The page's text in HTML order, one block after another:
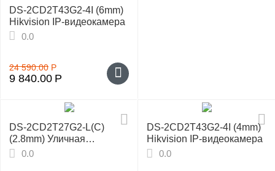
DS-2CD2T43G2-4I (6mm)
Hikvision IP-видеокамера
0.0
24 590.00 Р
9 840.00 Р
DS-2CD2T27G2-L(C)
(2.8mm) Уличная
IP‑камера Hikvision
0.0
DS-2CD2T43G2-4I (4mm)
Hikvision IP-видеокамера
0.0